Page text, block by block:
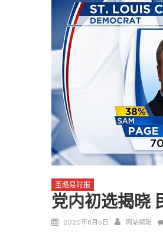
圣路易时报
党内初选揭晓
Posted
2020年8月5日 Author
网站编辑